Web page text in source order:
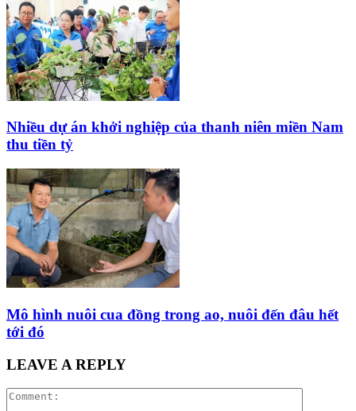
Nhiều dự án khởi nghiệp của thanh niên miền Nam
thu tiền tỷ
Mô hình nuôi cua đồng trong ao, nuôi đến đâu hết
tới đó
LEAVE A REPLY